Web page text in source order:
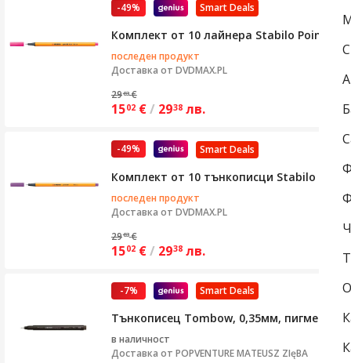
Smart Deals
-49%
Комплект от 10 лайнера Stabilo Point,
последен продукт
Доставка от DVDMAX.PL
2983 €
1502 €/ 2938 лв.
Smart Deals
-49%
Комплект от 10 тънкописци Stabilo
последен продукт
Доставка от DVDMAX.PL
2983 €
1502 €/ 2938 лв.
Smart Deals
-7%
Тънкописец Tombow, 0,35мм,
в наличност
Доставка от POPVENTURE MATEUSZ ZIęBA